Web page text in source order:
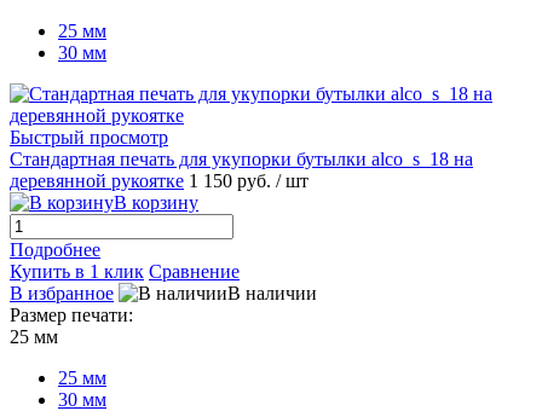
25 мм
30 мм
Быстрый просмотр
Стандартная печать для укупорки бутылки alco_s_18 на
деревянной рукоятке 1 150 руб. / шт
В корзину
Подробнее
Купить в 1 клик Сравнение
В избранное
В наличии
Размер печати:
25 мм
25 мм
30 мм